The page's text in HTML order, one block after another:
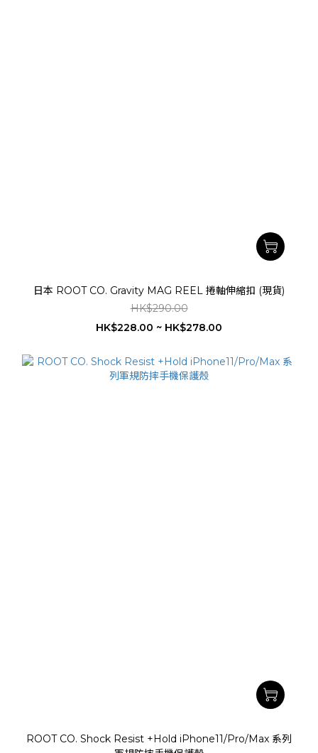
日本 ROOT CO. Gravity MAG REEL 捲軸伸縮扣 (現貨)
HK$290.00
HK$228.00 ~ HK$278.00
ROOT CO. Shock Resist +Hold iPhone11/Pro/Max 系列